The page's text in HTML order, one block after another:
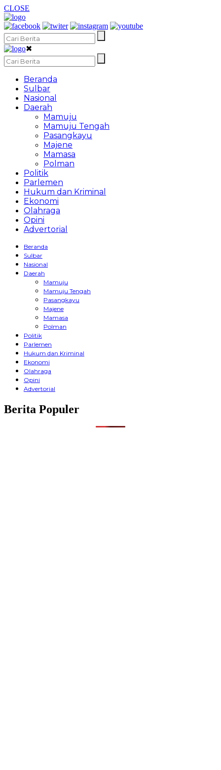
CLOSE
✖
Beranda
Sulbar
Nasional
Daerah
Mamuju
Mamuju Tengah
Pasangkayu
Majene
Mamasa
Polman
Politik
Parlemen
Hukum dan Kriminal
Ekonomi
Olahraga
Opini
Advertorial
Beranda
Sulbar
Nasional
Daerah
Mamuju
Mamuju Tengah
Pasangkayu
Majene
Mamasa
Polman
Politik
Parlemen
Hukum dan Kriminal
Ekonomi
Olahraga
Opini
Advertorial
Berita Populer